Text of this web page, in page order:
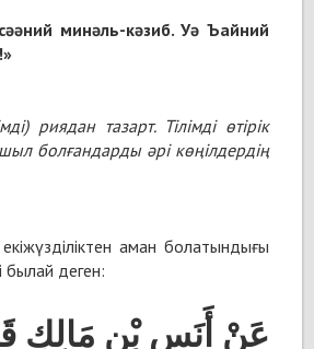
минәль-кәзиб. Уә Ъайний
риядан тазарт. Тілімді өтірік
болғандарды әрі көңілдердің
аман болатындығы
былай деген:
عَنْ أَنَسِ بْنِ مَالِكٍ